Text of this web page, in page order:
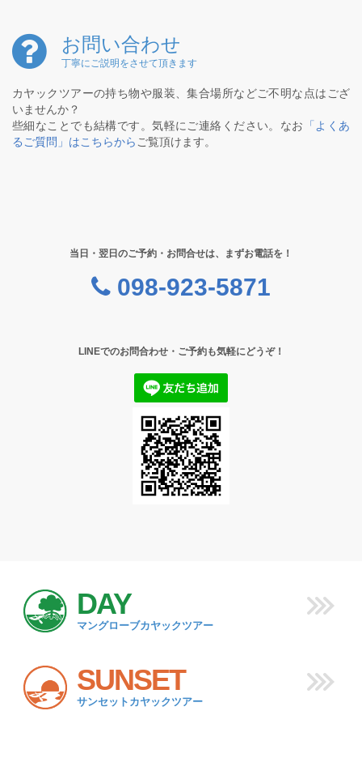
お問い合わせ
丁寧にご説明をさせて頂きます
カヤックツアーの持ち物や服装、集合場所などご不明な点はござ
いませんか？
些細なことでも結構です。気軽にご連絡ください。なお
「よくあ
るご質問」はこちらから ご覧頂けます。
当日・翌日のご予約・お問合せは、まずお電話を！
098-923-5871
LINEでのお問合わせ・ご予約も気軽にどうぞ！
DAY
マングローブカヤックツアー
SUNSET
サンセットカヤックツアー